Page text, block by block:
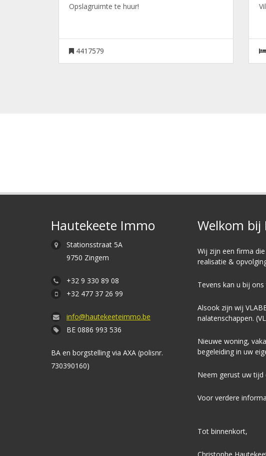
Opslagruimte te huur!
4417579
Hautekeete Immo
Stationsstraat 5A
9750 Zingem
+32 9 330 89 08
+32 477 37 26 99
info@hautekeeteimmo.be
BE 0886 993 536
BA en borgstelling via AXA (polisnr.
730390160)
Welkom bij
Wij zijn een firma
realisatie &
Tevens kan u bij
Alsook zijn wij
nalatenschappen.
Nieuwe woning,
begeleiding in uw
Neem gerust uw tijd
Voor verdere
Tot binnenkort,